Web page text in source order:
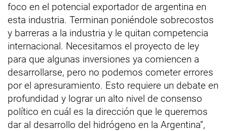
foco en el potencial exportador de argentina en
esta industria. Terminan poniéndole sobrecostos
y barreras a la industria y le quitan competencia
internacional. Necesitamos el proyecto de ley
para que algunas inversiones ya comiencen a
desarrollarse, pero no podemos cometer errores
por el apresuramiento. Esto requiere un debate en
profundidad y lograr un alto nivel de consenso
político en cuál es la dirección que le queremos
dar al desarrollo del hidrógeno en la Argentina”,